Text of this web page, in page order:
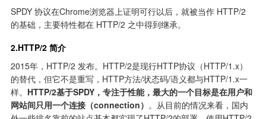
SPDY 协议在Chrome浏览器上证明可行以后，就被当作 HTTP/2
的基础，主要特性都在 HTTP/2 之中得到继承。
2.HTTP/2 简介
2015年，HTTP/2 发布。HTTP/2是现行HTTP协议（HTTP/1.x）
的替代，但它不是重写，HTTP方法/状态码/语义都与HTTP/1.x一
样。 HTTP/2基于SPDY，专注于性能，最大的一个目标是在用户和
网站间只用一个连接（connection） 。从目前的情况来看，国内